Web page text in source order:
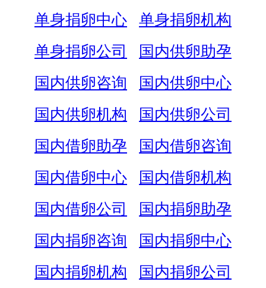
单身捐卵中心
单身捐卵机构
单身捐卵公司
国内供卵助孕
国内供卵咨询
国内供卵中心
国内供卵机构
国内供卵公司
国内借卵助孕
国内借卵咨询
国内借卵中心
国内借卵机构
国内借卵公司
国内捐卵助孕
国内捐卵咨询
国内捐卵中心
国内捐卵机构
国内捐卵公司